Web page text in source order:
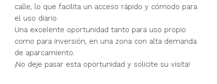
calle, lo que facilita un acceso rápido y cómodo para
el uso diario.
Una excelente oportunidad tanto para uso propio
como para inversión, en una zona con alta demanda
de aparcamiento.
¡No deje pasar esta oportunidad y solicite su visita!